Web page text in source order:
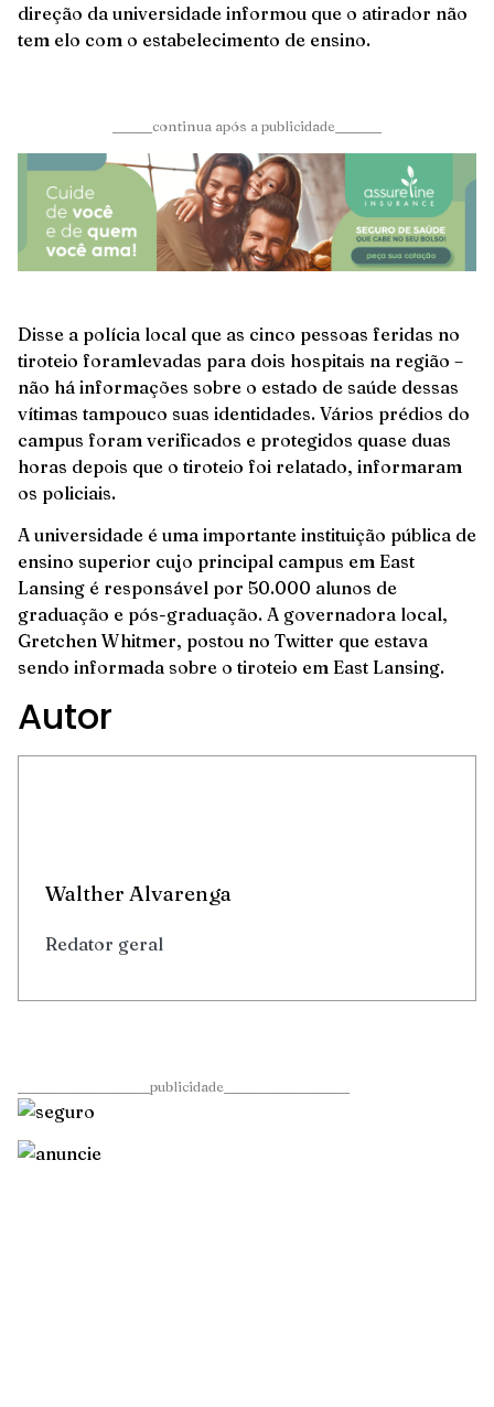
direção da universidade informou que o atirador não
tem elo com o estabelecimento de ensino.
______continua após a publicidade_______
Disse a polícia local que as cinco pessoas feridas no
tiroteio foramlevadas para dois hospitais na região –
não há informações sobre o estado de saúde dessas
vítimas tampouco suas identidades. Vários prédios do
campus foram verificados e protegidos quase duas
horas depois que o tiroteio foi relatado, informaram
os policiais.
A universidade é uma importante instituição pública de
ensino superior cujo principal campus em East
Lansing é responsável por 50.000 alunos de
graduação e pós-graduação. A governadora local,
Gretchen Whitmer, postou no Twitter que estava
sendo informada sobre o tiroteio em East Lansing.
Autor
Walther Alvarenga
Redator geral
____________________publicidade___________________